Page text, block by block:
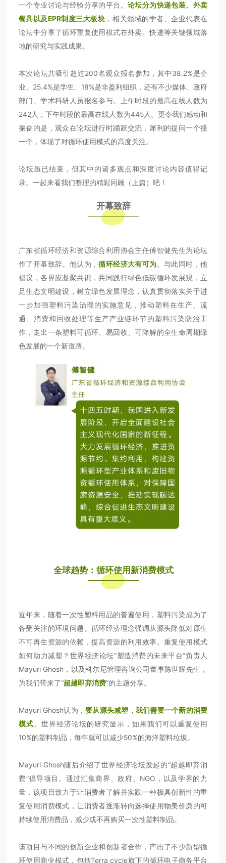
一个专业讨论与经验分享的平台。论坛分为快递包装、外卖
餐具以及EPR制度三大板块 ，相关领域的学者、企业代表在
论坛中分享了循环重复使用模式在外卖、快递等关键领域落
地的研究与实践成果。
本次论坛共吸引超过200名观众报名参加，其中38.2%是企
业、25.4%是学生、18%是非盈利组织，还有不少媒体、政府
部门、学术科研人员报名参与。上午时段的最高在线人数为
242人，下午时段的最高在线人数为445人。更令我们感动和
振奋的是，观众在论坛进行时踊跃交流，犀利的提问一个接
一个，体现了对循环使用模式的高度关注。
论坛虽已结束，但其中的诸多观点和深度讨论内容值得记
录。一起来看我们整理的精彩回顾（上篇）吧！
开幕致辞
广东省循环经济和资源综合利用协会主任傅智健先生为论坛
作了开幕致辞。他认为，循环经济大有可为。与此同时，他
倡议，各界应凝聚共识，共同践行绿色低碳循环发展观，立
足生态文明建设，树立绿色发展理念，认真贯彻落实关于进
一步加强塑料污染治理的实施意见，推动塑料在生产、流
通、消费和回收处理等生产产业链环节的塑料污染防治工
作，走出一条塑料可循环、易回收、可降解的全生命周期绿
色发展的一个新道路。
全球趋势：循环使用新消费模式
近年来，随着一次性塑料用品的普遍使用，塑料污染成为了
备受关注的环境问题。循环经济理念强调从源头降低对原生
不可再生资源的依赖，提高资源的利用效率。重复使用模式
如何助力减塑？世界经济论坛“塑造消费的未来平台”负责人
Mayuri Ghosh，以及科尔尼管理咨询公司董事陈世耀先生，
为我们带来了“超越即弃消费”的主题分享。
Mayuri Ghosh认为，要从源头减塑，我们需要一个新的消费
模式。世界经济论坛的研究显示，如果我们可以重复使用
10%的塑料制品，每年就可以减少50%的海洋塑料垃圾。
Mayuri Ghosh随后介绍了世界经济论坛发起的“超越即弃消
费”倡导项目。通过汇集商界、政府、NGO，以及学界的力
量，该项目致力于让消费者了解并实践一种极具创新性的重
复使用消费模式，让消费者逐渐转向选择使用物美价廉的可
持续使用消费品，减少或不再购买一次性塑料制品。
该项目与不同的创新企业和创新者合作，产出了不少新型循
环使用商业模式，包括Terra cycle旗下的循环电子商务平台